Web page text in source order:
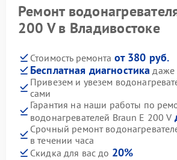
Ремонт
200 V в Владивостоке
Стоимость ремонта от 380 руб.
Бесплатная диагностика даже
Привезем и увезем
сами
Гарантия на наши работы по
водонагревателей Braun E 200 V
Срочный ремонт
в течении часа
Скидка для вас до 20%